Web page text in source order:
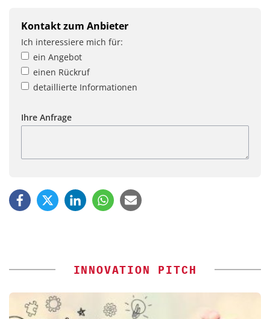
Kontakt zum Anbieter
Ich interessiere mich für:
ein Angebot
einen Rückruf
detaillierte Informationen
Ihre Anfrage
INNOVATION PITCH